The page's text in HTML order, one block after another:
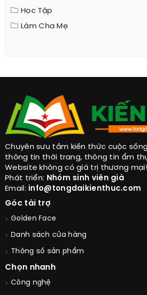
Học Tập
Làm Cha Mẹ
Chuyên sưu tầm kiến thức cuộc
thông tin thời trang, thông tin ẩm
Website không có giá trị thương mại!
Phát triển: Nhóm sinh viên già
Email: info@tongdaikienthuc.com
Góc tài trợ
Golden Face
Danh sách cửa hàng
Thông số sản phẩm
Chọn nhanh
Công nghệ